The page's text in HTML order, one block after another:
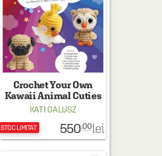
Crochet Your Own
Kawaii Animal Cuties
KATI GALUSZ
STOC LIMITAT 550.00 lei